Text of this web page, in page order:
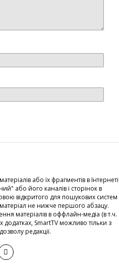
або їх фрагментів в Інтернеті
або його каналів і сторінок в
відкритого для пошукових систем
не нижче першого абзацу.
матеріалів в оффлайн-медіа (в т.ч.
SmartTV можливо тільки з
редакції.